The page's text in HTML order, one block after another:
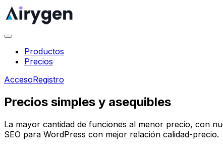
Productos
Precios
AccesoRegistro
Precios simples y asequibles
La mayor cantidad de funciones al menor precio, con
SEO para WordPress con mejor relación calidad-precio.